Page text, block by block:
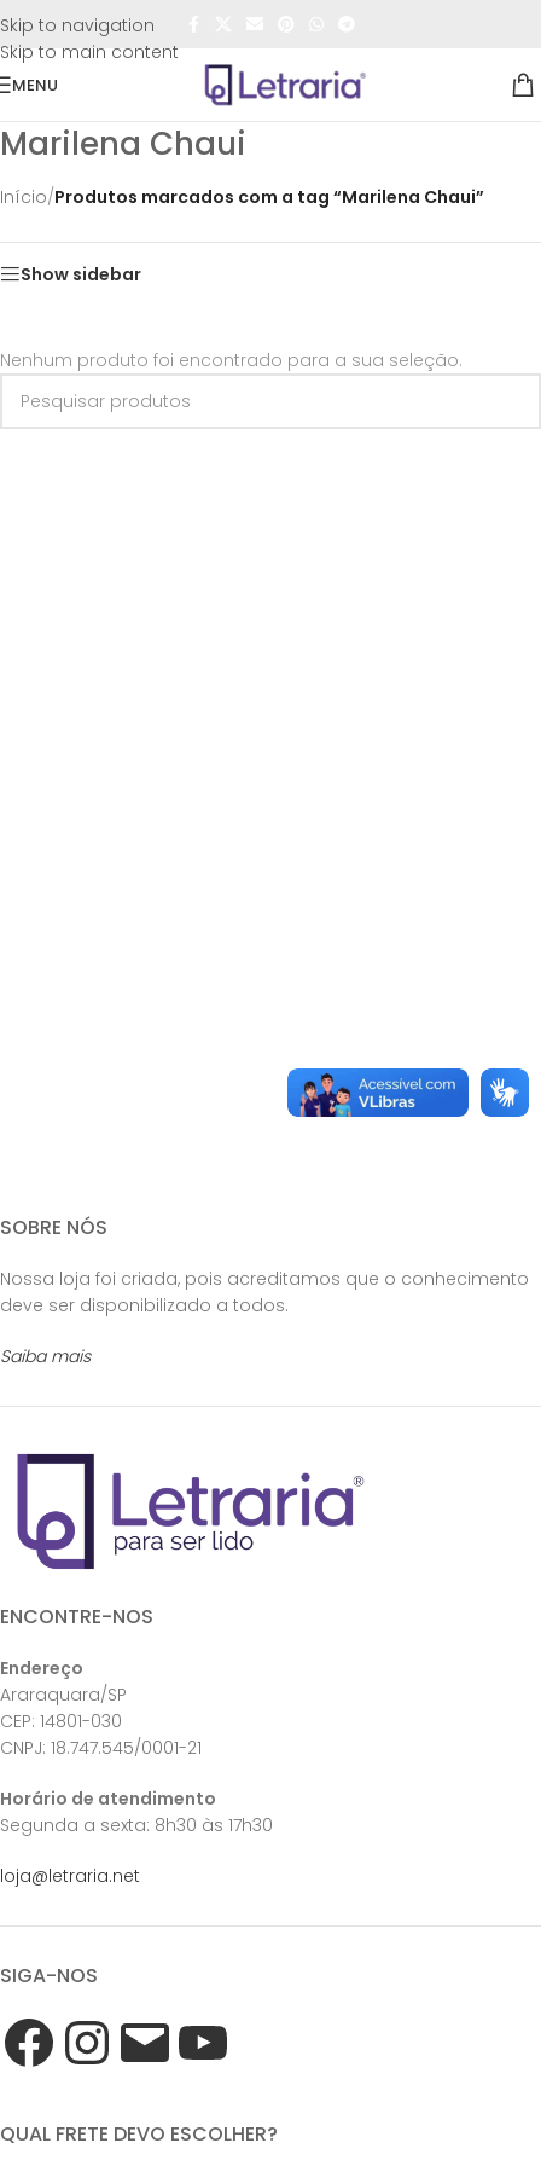
Skip to navigation
Skip to main content
FRETE GRÁTIS
MENU
Marilena Chaui
Início/Produtos marcados com a tag “Marilena Chaui”
Show sidebar
Nenhum produto foi encontrado para a sua seleção.
SOBRE NÓS
Nossa loja foi criada, pois acreditamos que o conhecimento
deve ser disponibilizado a todos.
Saiba mais
ENCONTRE-NOS
Endereço
Araraquara/SP
CEP: 14801-030
CNPJ: 18.747.545/0001-21
Horário de atendimento
Segunda a sexta: 8h30 às 17h30
loja@letraria.net
SIGA-NOS
QUAL FRETE DEVO ESCOLHER?